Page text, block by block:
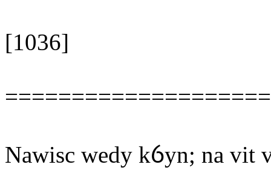
[1036]
Nawisc wedy kỽyn; na vit